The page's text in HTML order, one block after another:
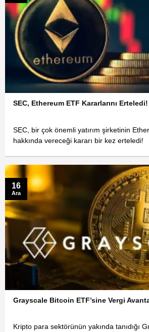
SEC, Ethereum ETF Kararlarını Erteledi!
SEC, bir çok önemli yatırım şirketinin
hakkında vereceği kararı bir kez erteledi!
Grayscale Bitcoin ETF’sine Vergi
Kripto para sektörünün yakında tanıdığı
16
Ara